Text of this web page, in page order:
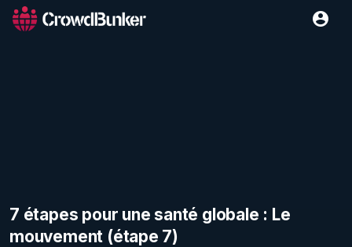
7 étapes pour une santé globale : Le
mouvement (étape 7)